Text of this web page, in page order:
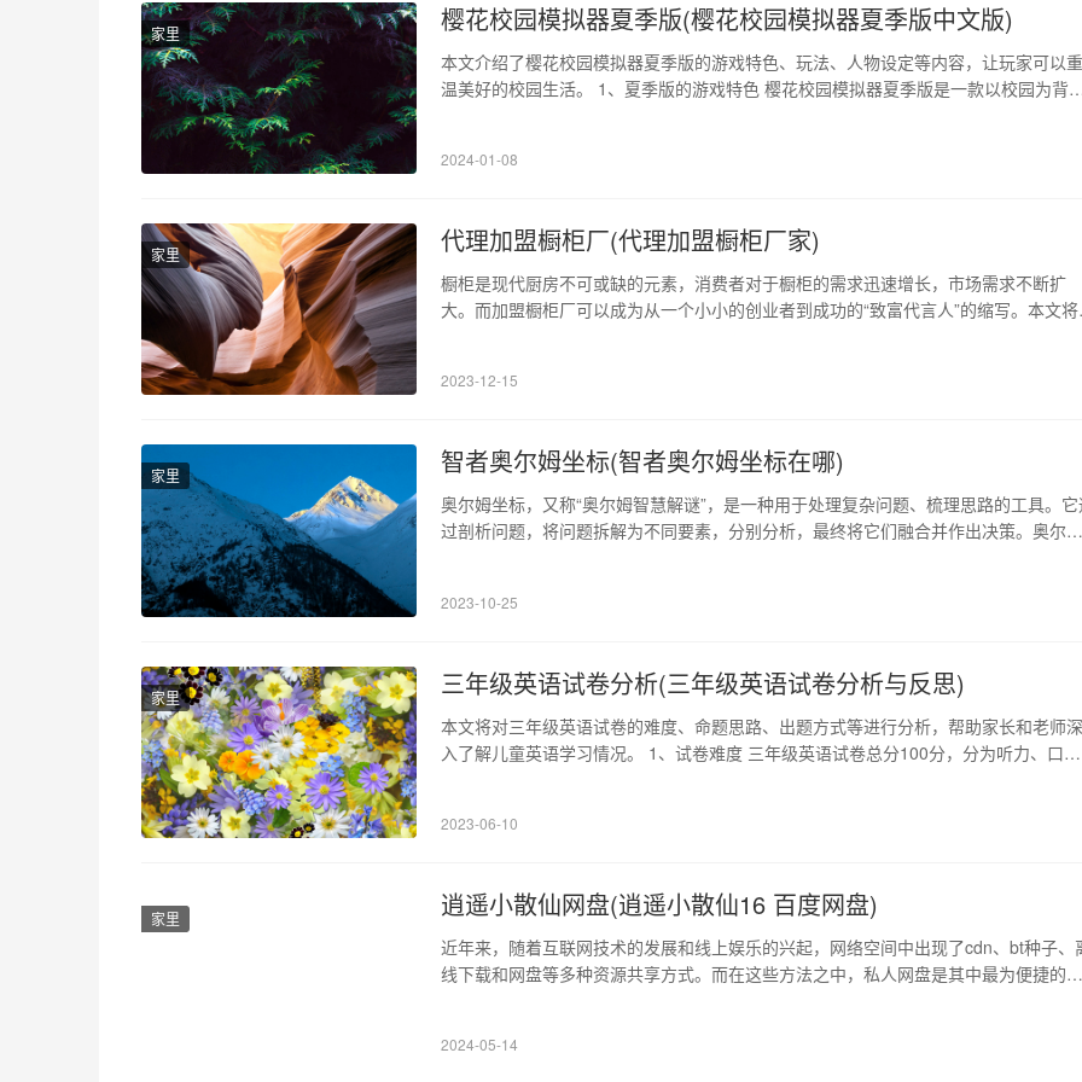
家里 樱花校园模拟器夏季版(樱花校园模拟器夏季版中文版)
本文介绍了樱花校园模拟器夏季版的游戏特色、玩法、人物设定等内容，让玩家可以重
温美好的校园生活。 1、夏季版的游戏特色 樱花校园模拟器夏季版是一款以校园为背
人感受到了清爽的夏季气息。 2、玩法介绍 在樱花校园…
2024-01-08
家里 代理加盟橱柜厂(代理加盟橱柜厂家)
橱柜是现代厨房不可或缺的元素，消费者对于橱柜的需求迅速增长，市场需求不断扩
大。而加盟橱柜厂可以成为从一个小小的创业者到成功的“致富代言人”的缩写。本文将
分，市场需求也随之不断扩大。据统计，中国橱柜市场规…
2023-12-15
家里 智者奥尔姆坐标(智者奥尔姆坐标在哪)
奥尔姆坐标，又称“奥尔姆智慧解谜”，是一种用于处理复杂问题、梳理思路的工具。它
过剖析问题，将问题拆解为不同要素，分别分析，最终将它们融合并作出决策。奥尔姆
瑞典，取名自该国一名战略家奥尔姆(ola ar…
2023-10-25
家里 三年级英语试卷分析(三年级英语试卷分析与反思)
本文将对三年级英语试卷的难度、命题思路、出题方式等进行分析，帮助家长和老师深
入了解儿童英语学习情况。 1、试卷难度 三年级英语试卷总分100分，分为听力、口
命题思路应用了多种方式，包括单项选择、完形填空、…
2023-06-10
家里 逍遥小散仙网盘(逍遥小散仙16 百度网盘)
近年来，随着互联网技术的发展和线上娱乐的兴起，网络空间中出现了cdn、bt种子、
线下载和网盘等多种资源共享方式。而在这些方法之中，私人网盘是其中最为便捷的方
能、高速文件传输、强大的文件加密、高速的基于国内…
2024-05-14